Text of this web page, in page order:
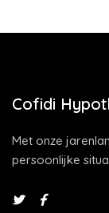
Cofidi
Met onze
persoonlijke